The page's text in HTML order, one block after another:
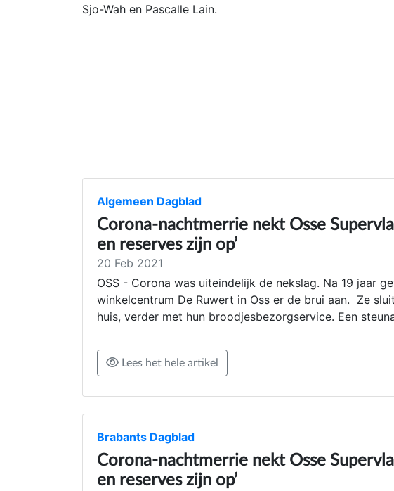
Sjo-Wah en Pascalle Lain.
Algemeen Dagblad
Corona-nachtmerrie nekt Osse
en reserves zijn op’
20 Feb 2021
OSS - Corona was uiteindelijk de nekslag. Na 19 jaar
winkelcentrum De Ruwert in Oss er de brui aan. Ze
huis, verder met hun broodjesbezorgservice. Een
Lees het hele artikel
Brabants Dagblad
Corona-nachtmerrie nekt Osse
en reserves zijn op’